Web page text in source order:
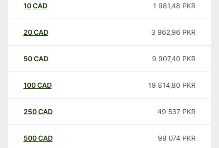
10CAD 1 981,48 PKR
20CAD 3 962,96 PKR
50CAD 9 907,40 PKR
100CAD 19 814,80 PKR
250CAD 49 537 PKR
500CAD 99 074 PKR